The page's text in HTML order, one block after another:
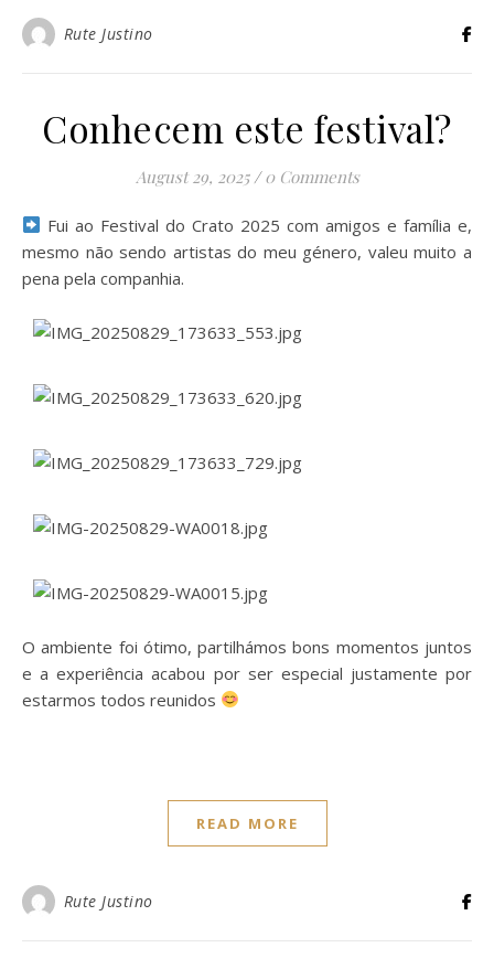
Rute Justino
Conhecem este festival?
August 29, 2025 / 0 Comments
Fui ao Festival do Crato 2025 com amigos e família e,
mesmo não sendo artistas do meu género, valeu muito a
pena pela companhia.
O ambiente foi ótimo, partilhámos bons momentos juntos
e a experiência acabou por ser especial justamente por
estarmos todos reunidos
READ MORE
Rute Justino